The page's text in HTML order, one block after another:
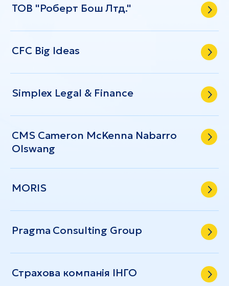
ТОВ "Роберт Бош Лтд."
CFC Big Ideas
Simplex Legal & Finance
CMS Cameron McKenna Nabarro
Olswang
MORIS
Pragma Consulting Group
Страхова компанія ІНГО